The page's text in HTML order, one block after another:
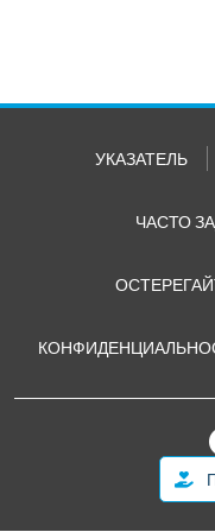
УКАЗАТЕЛЬ
ЧАСТО